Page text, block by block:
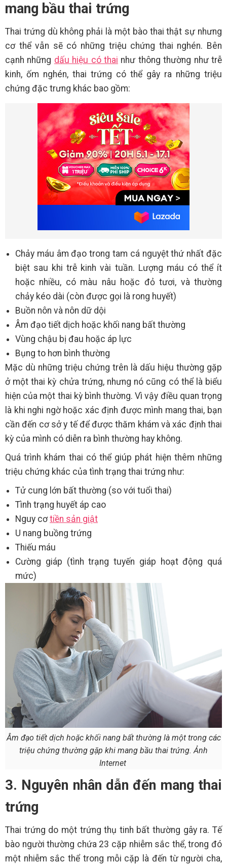
mang bầu thai trứng
Thai trứng dù không phải là một bào thai thật sự nhưng
cơ thể vẫn sẽ có những triệu chứng thai nghén. Bên
cạnh những dấu hiệu có thai như thông thường như trễ
kinh, ốm nghén, thai trứng có thể gây ra những triệu
chứng đặc trưng khác bao gồm:
Chảy máu âm đạo trong tam cá nguyệt thứ nhất đặc
biệt sau khi trễ kinh vài tuần. Lượng máu có thể ít
hoặc nhiều, có màu nâu hoặc đỏ tươi, và thường
chảy kéo dài (còn được gọi là rong huyết)
Buồn nôn và nôn dữ dội
Âm đạo tiết dịch hoặc khối nang bất thường
Vùng chậu bị đau hoặc áp lực
Bụng to hơn bình thường
Mặc dù những triệu chứng trên là dấu hiệu thường gặp
ở một thai kỳ chửa trứng, nhưng nó cũng có thể là biểu
hiện của một thai kỳ bình thường. Vì vậy điều quan trọng
là khi nghi ngờ hoặc xác định được mình mang thai, bạn
cần đến cơ sở y tế để được thăm khám và xác định thai
kỳ của mình có diễn ra bình thường hay không.
Quá trình khám thai có thể giúp phát hiện thêm những
triệu chứng khác của tình trạng thai trứng như:
Tử cung lớn bất thường (so với tuổi thai)
Tình trạng huyết áp cao
Nguy cơtiền sản giật
U nang buồng trứng
Thiếu máu
Cường giáp (tình trạng tuyến giáp hoạt động quá
mức)
Âm đạo tiết dịch hoặc khối nang bất thường là một trong các
triệu chứng thường gặp khi mang bầu thai trứng. Ảnh
Internet
3. Nguyên nhân dẫn đến mang thai
trứng
Thai trứng do một trứng thụ tinh bất thường gây ra. Tế
bào người thường chứa 23 cặp nhiễm sắc thể, trong đó
một nhiễm sắc thể trong mỗi cặp là đến từ người cha,